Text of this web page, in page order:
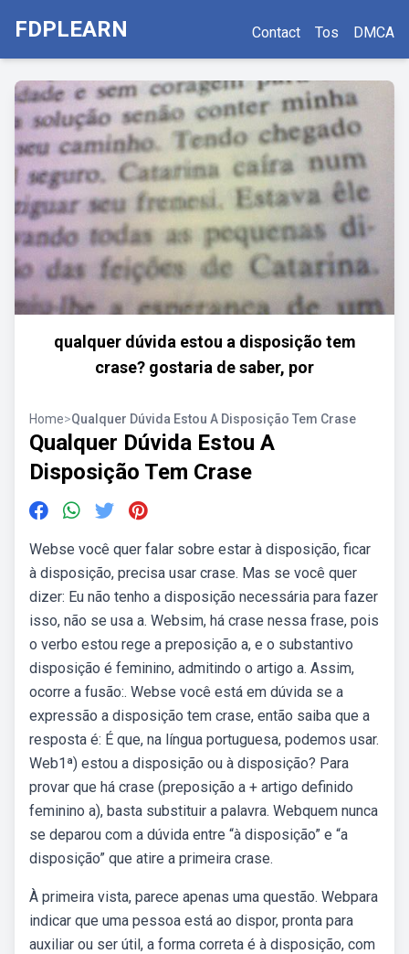
FDPLEARN Contact Tos DMCA
qualquer dúvida estou a disposição tem
crase? gostaria de saber, por
Home>Qualquer Dúvida Estou A Disposição Tem Crase
Qualquer Dúvida Estou A
Disposição Tem Crase
Webse você quer falar sobre estar à disposição, ficar
à disposição, precisa usar crase. Mas se você quer
dizer: Eu não tenho a disposição necessária para fazer
isso, não se usa a. Websim, há crase nessa frase, pois
o verbo estou rege a preposição a, e o substantivo
disposição é feminino, admitindo o artigo a. Assim,
ocorre a fusão:. Webse você está em dúvida se a
expressão a disposição tem crase, então saiba que a
resposta é: É que, na língua portuguesa, podemos usar.
Web1ª) estou a disposição ou à disposição? Para
provar que há crase (preposição a + artigo definido
feminino a), basta substituir a palavra. Webquem nunca
se deparou com a dúvida entre “à disposição” e “a
disposição” que atire a primeira crase.
À primeira vista, parece apenas uma questão. Webpara
indicar que uma pessoa está ao dispor, pronta para
auxiliar ou ser útil, a forma correta é à disposição, com